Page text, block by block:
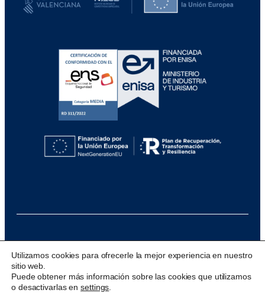
@ 2026 Visualfy
Design & development: acceseo
Utilizamos cookies para ofrecerle la mejor experiencia en nuestro
sitio web.
Puede obtener más información sobre las cookies que utilizamos
o desactivarlas ensettings